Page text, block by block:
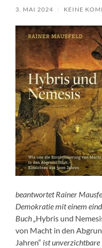
3. MAI 2024 / KEINE
beantwortet Rainer
Demokratie mit einem
Buch „Hybris und
von Macht in den
Jahren“ ist unverzichtbare